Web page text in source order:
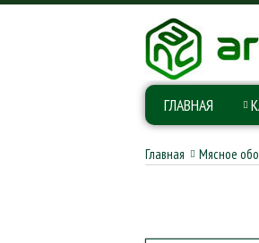
ГЛАВНАЯ
Главная Мясное